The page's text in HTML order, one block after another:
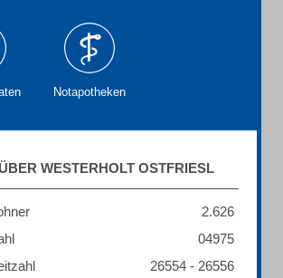
Notapotheken
WESTERHOLT OSTFRIESL
2.626
04975
26554 - 26556